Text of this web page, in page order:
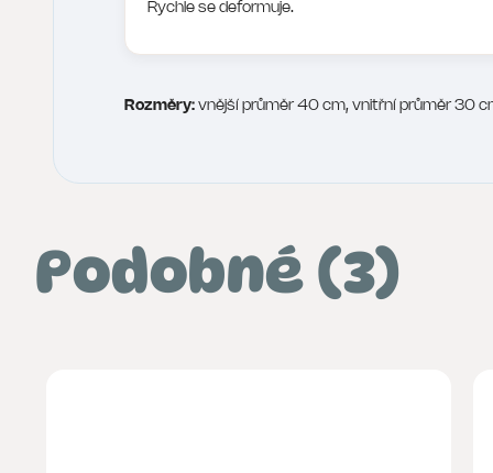
Rychle se deformuje.
Rozměry: vnější průměr 40 cm, vnitřní průměr 30
Podobné (3)